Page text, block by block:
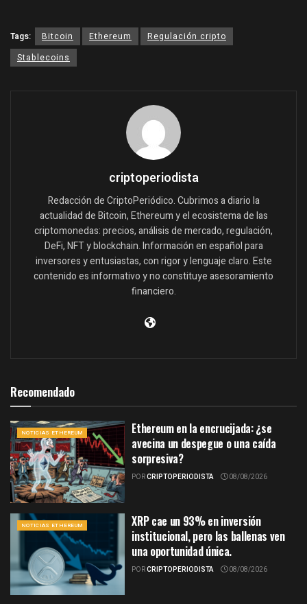
Tags: Bitcoin Ethereum
Regulación cripto
Stablecoins
criptoperiodista
Redacción de CriptoPeriódico. Cubrimos a diario la
actualidad de Bitcoin, Ethereum y el ecosistema de las
criptomonedas: precios, análisis de mercado, regulación,
DeFi, NFT y blockchain. Información en español para
inversores y entusiastas, con rigor y lenguaje claro. Este
contenido es informativo y no constituye asesoramiento
financiero.
Recomendado
NOTICIAS ETHEREUM
Ethereum en la encrucijada: ¿se
avecina un despegue o una caída
sorpresiva?
PORCRIPTOPERIODISTA 08/08/2026
NOTICIAS ETHEREUM
XRP cae un 93% en inversión
institucional, pero las ballenas ven
una oportunidad única.
PORCRIPTOPERIODISTA 08/08/2026